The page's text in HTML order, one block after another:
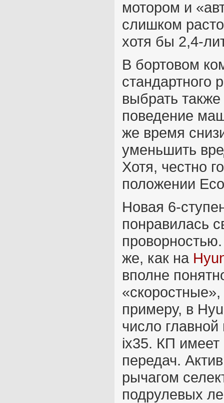
мотором и
слишком
хотя бы 2,4-
В бортовом
стандартного
выбрать
поведение
же время
уменьшить
Хотя, честно
положении
Новая 6-
понравилась
же, как на
вполне
примеру, в
число
ix35. КП
передач.
рычагом
подрулевых